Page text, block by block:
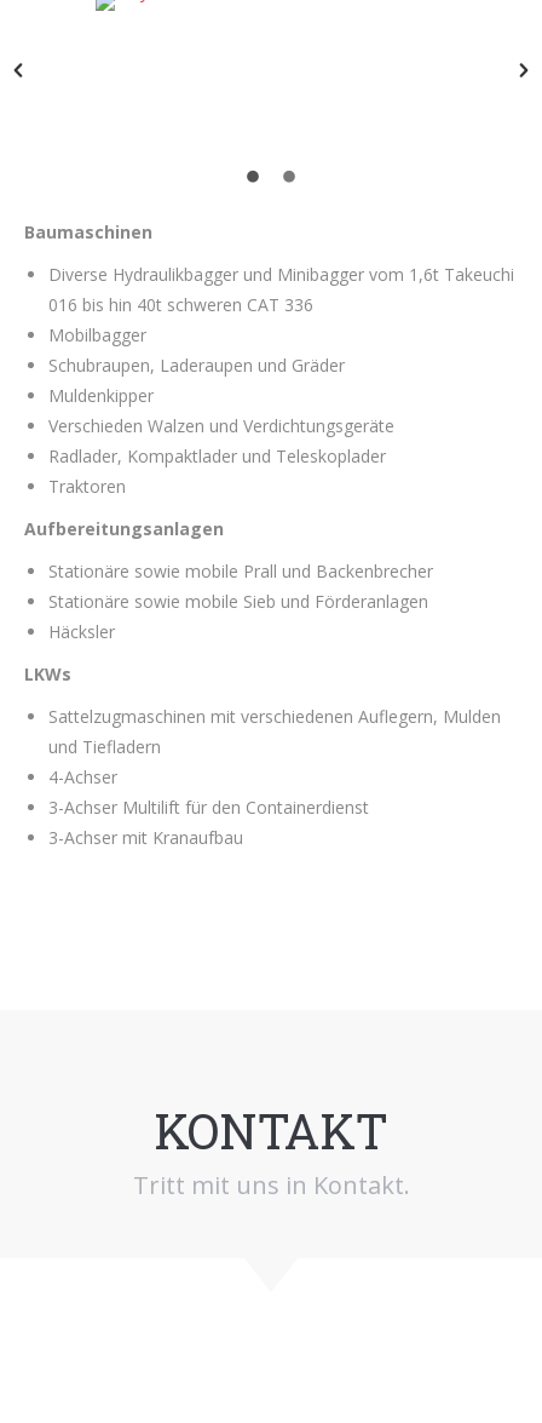
Baumaschinen
Diverse Hydraulikbagger und Minibagger vom 1,6t Takeuchi
016 bis hin 40t schweren CAT 336
Mobilbagger
Schubraupen, Laderaupen und Gräder
Muldenkipper
Verschieden Walzen und Verdichtungsgeräte
Radlader, Kompaktlader und Teleskoplader
Traktoren
Aufbereitungsanlagen
Stationäre sowie mobile Prall und Backenbrecher
Stationäre sowie mobile Sieb und Förderanlagen
Häcksler
LKWs
Sattelzugmaschinen mit verschiedenen Auflegern, Mulden
und Tiefladern
4-Achser
3-Achser Multilift für den Containerdienst
3-Achser mit Kranaufbau
KONTAKT
Tritt mit uns in Kontakt.